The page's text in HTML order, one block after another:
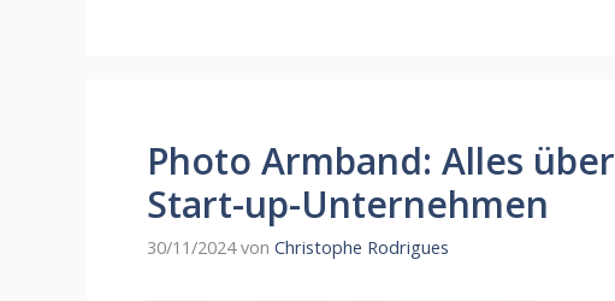
Photo Armband: Alles
Start-up-Unternehmen
30/11/2024 von Christophe Rodrigues